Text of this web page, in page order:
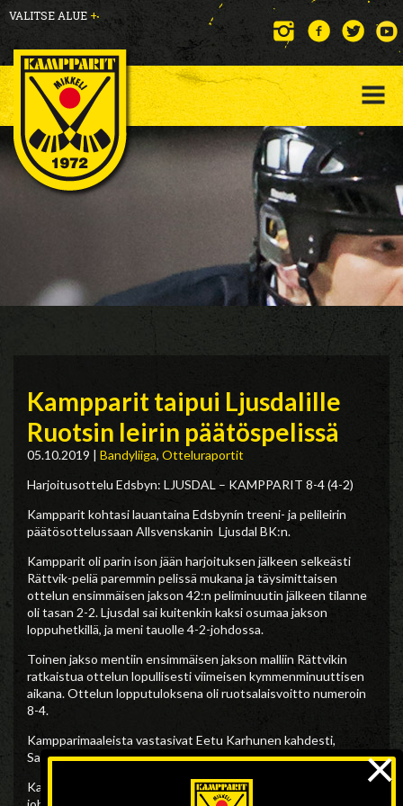
VALITSE ALUE +
Kampparit taipui Ljusdalille
Ruotsin leirin päätöspelissä
05.10.2019 | Bandyliiga, Otteluraportit
Harjoitusottelu Edsbyn: LJUSDAL – KAMPPARIT 8-4 (4-2)
Kampparit kohtasi lauantaina Edsbynín treeni- ja pelileirin
päätösottelussaan Allsvenskanin Ljusdal BK:n.
Kampparit oli parin ison jään harjoituksen jälkeen selkeästi
Rättvik-peliä paremmin pelissä mukana ja täysimittaisen
ottelun ensimmäisen jakson 42:n peliminuutin jälkeen tilanne
oli tasan 2-2. Ljusdal sai kuitenkin kaksi osumaa jakson
loppuhetkillä, ja meni tauolle 4-2-johdossa.
Toinen jakso mentiin ensimmäisen jakson malliin Rättvikin
ratkaistua ottelun lopullisesti viimeisen kymmenminuuttisen
aikana. Ottelun lopputuloksena oli ruotsalaisvoitto numeroin
8-4.
Kampparimaaleista vastasivat Eetu Karhunen kahdesti,
Santeri Laitinen sekä Ville Särkkä.
Kampparit ei päässyt leirin peleihin ihan terävimmillään
×